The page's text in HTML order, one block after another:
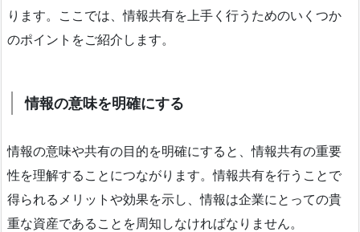
ります。ここでは、情報共有を上手く行うためのいくつか
のポイントをご紹介します。
情報の意味を明確にする
情報の意味や共有の目的を明確にすると、情報共有の重要
性を理解することにつながります。情報共有を行うことで
得られるメリットや効果を示し、情報は企業にとっての貴
重な資産であることを周知しなければなりません。